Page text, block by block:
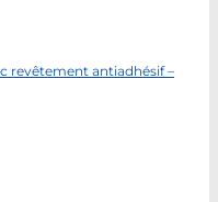
revêtement antiadhésif –